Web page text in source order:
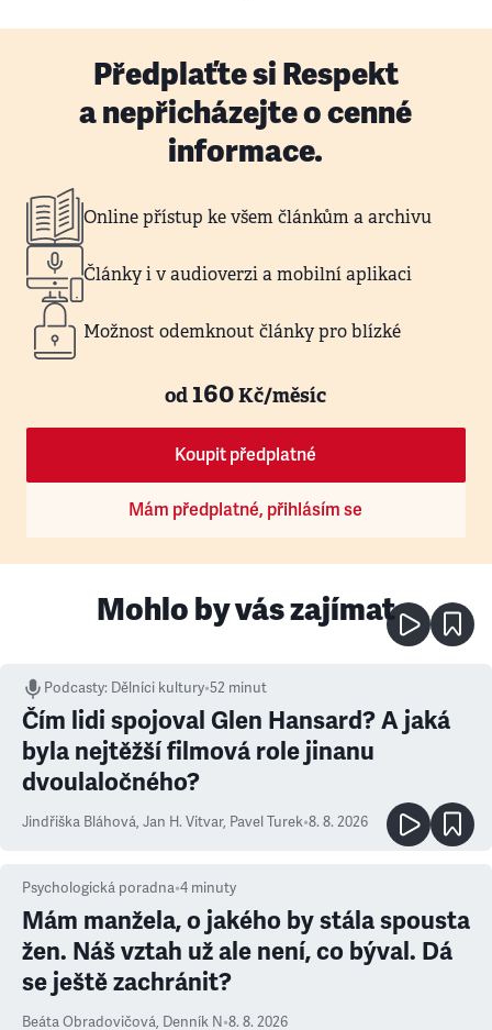
Předplaťte si Respekt
a nepřicházejte o cenné
informace.
Online přístup ke všem článkům a archivu
Články i v audioverzi a mobilní aplikaci
Možnost odemknout články pro blízké
od160Kč/měsíc
Koupit předplatné
Mám předplatné, přihlásím se
Mohlo by vás zajímat
Podcasty: Dělníci kultury•52 minut
Čím lidi spojoval Glen Hansard? A jaká
byla nejtěžší filmová role jinanu
dvoulaločného?
Jindřiška Bláhová, Jan H. Vitvar, Pavel Turek•8. 8. 2026
Psychologická poradna•4 minuty
Mám manžela, o jakého by stála spousta
žen. Náš vztah už ale není, co býval. Dá
se ještě zachránit?
Beáta Obradovičová, Denník N•8. 8. 2026